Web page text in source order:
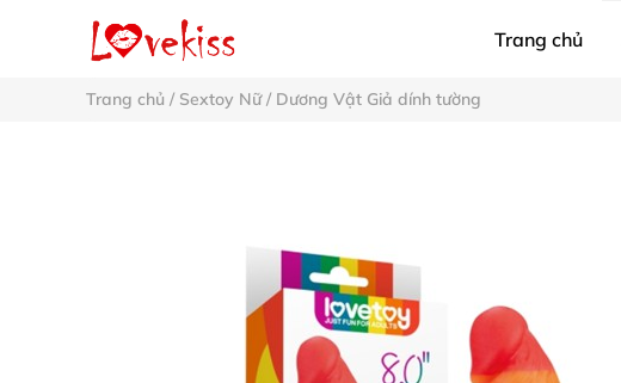
Trang chủ
Trang chủ / Sextoy Nữ/ Dương Vật Giả dính tường